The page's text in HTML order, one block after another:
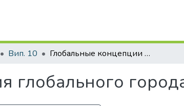
Вип. 10 Глобальные концепции и теория глобального города
глобального